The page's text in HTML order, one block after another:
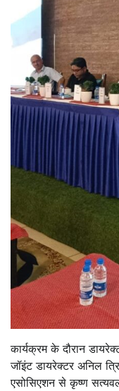
कार्यक्रम के दौरान
जॉइंट डायरेक्टर अनिल
एसोसिएशन से कृष्ण